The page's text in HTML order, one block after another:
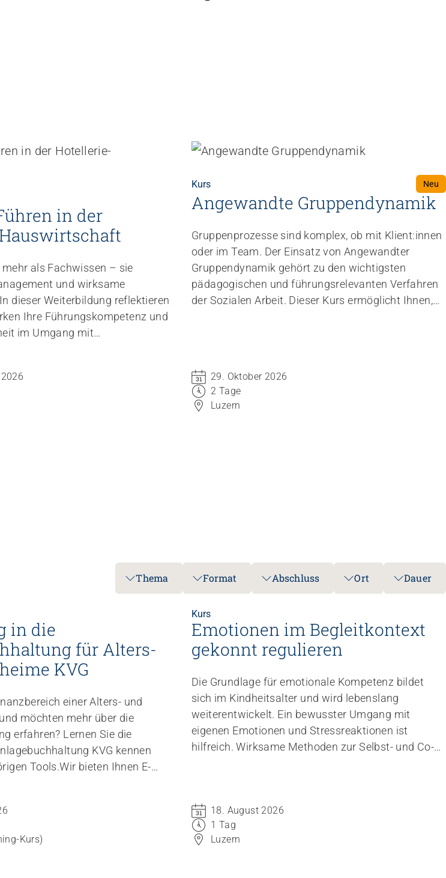
in der
als Fachwissen – sie
und wirksame
dieser Weiterbildung reflektieren
Ihre Führungskompetenz und
im Umgang mit
Sie dabei, neue Impulse direkt
zu übertragen.
Kurs Neu
Angewandte Gruppendynamik
Gruppenprozesse sind komplex, ob mit Klient:innen
oder im Team. Der Einsatz von Angewandter
Gruppendynamik gehört zu den wichtigsten
pädagogischen und führungsrelevanten Verfahren
der Sozialen Arbeit. Dieser Kurs ermöglicht Ihnen,
29. Oktober 2026
2 Tage
Luzern
Thema Format Abschluss Ort Dauer
in die
für Alters-
KVG
einer Alters- und
möchten mehr über die
erfahren? Lernen Sie die
KVG kennen
Tools.Wir bieten Ihnen E-
individuell während der ganzen
erfolgen. Profitieren Sie auch
mit der
Kurs)
Kurs
Emotionen im Begleitkontext
gekonnt regulieren
Die Grundlage für emotionale Kompetenz bildet
sich im Kindheitsalter und wird lebenslang
weiterentwickelt. Ein bewusster Umgang mit
eigenen Emotionen und Stressreaktionen ist
hilfreich. Wirksame Methoden zur Selbst- und Co-
Umgang mit herausfordernden Emotionen,
professionell und handlungsfähig zu bleiben.
18. August 2026
1 Tag
Luzern